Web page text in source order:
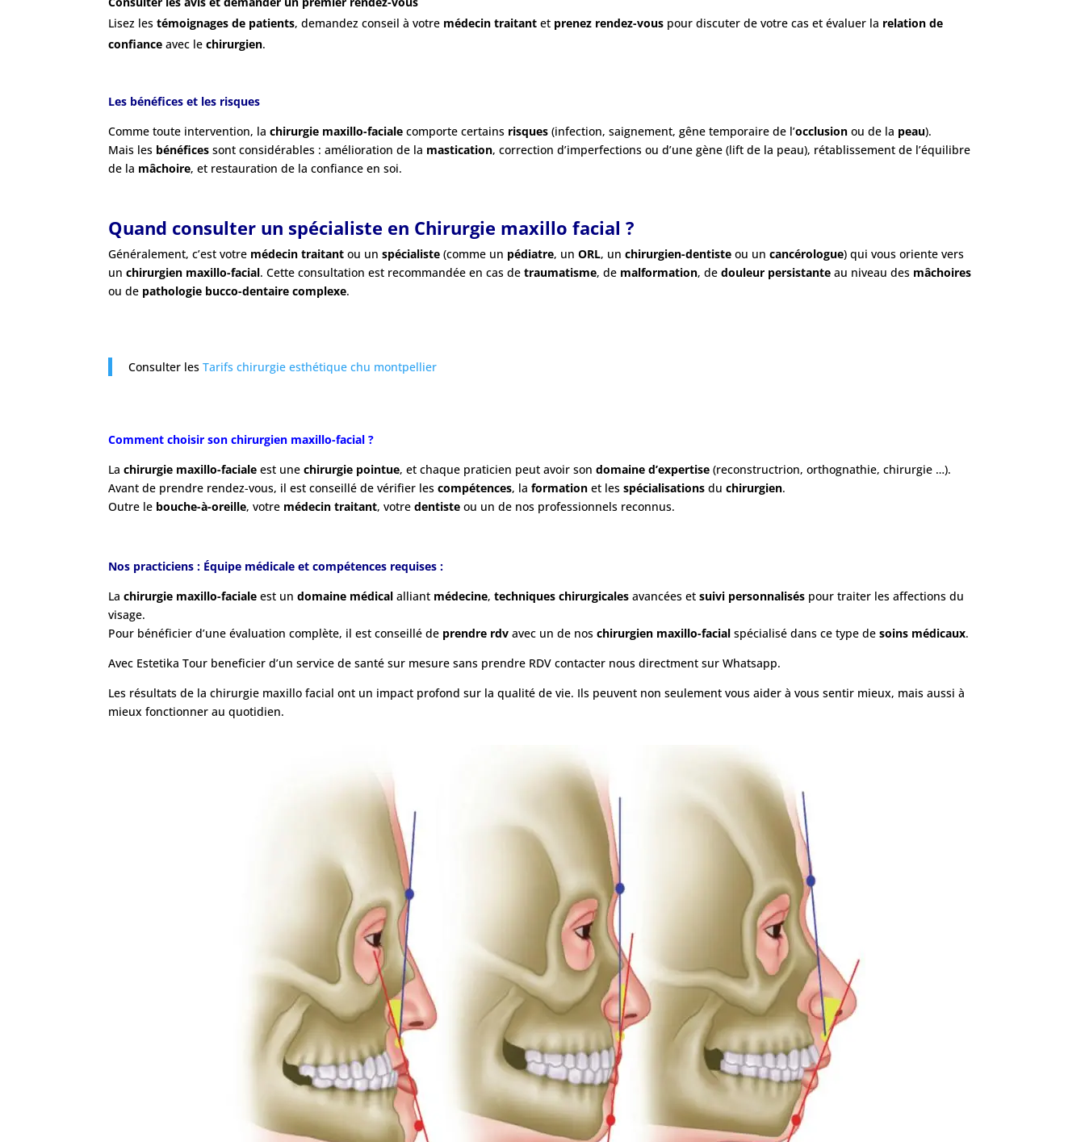
Lisez lestémoignages de patients, demandez conseil à votre médecin traitant et prenez rendez-vous pour discuter de votre cas et évaluer la relation de
confiance avec lechirurgien.
Les bénéfices et les risques
Comme toute intervention, lachirurgie maxillo-faciale comporte certains risques (infection, saignement, gêne temporaire de l’occlusion ou de la peau).
Mais les bénéfices sont considérables : amélioration de la mastication, correction d’imperfections ou d’une gène (lift de la peau), rétablissement de l’équilibre
de la mâchoire, et restauration de la confiance en soi.
Quand consulter un spécialiste en Chirurgie maxillo facial ?
Généralement, c’est votre médecin traitant ou unspécialiste (comme un pédiatre, unORL, unchirurgien-dentiste ou uncancérologue) qui vous oriente vers
unchirurgien maxillo-facial. Cette consultation est recommandée en cas detraumatisme, de malformation, dedouleur persistante au niveau des mâchoires
ou de pathologie bucco-dentaire complexe.
Consulter lesTarifs chirurgie esthétique chu montpellier
Comment choisir son chirurgien maxillo-facial ?
Lachirurgie maxillo-faciale est unechirurgie pointue, et chaque praticien peut avoir sondomaine d’expertise (reconstructrion, orthognathie, chirurgie …).
Avant de prendre rendez-vous, il est conseillé de vérifier lescompétences, laformation et lesspécialisations duchirurgien.
Outre le bouche-à-oreille, votre médecin traitant, votredentiste ou un de nos professionnels reconnus.
Nos practiciens : Équipe médicale et compétences requises :
Lachirurgie maxillo-faciale est undomaine médical alliant médecine,techniques chirurgicales avancées etsuivi personnalisés pour traiter les affections du
visage.
Pour bénéficier d’une évaluation complète, il est conseillé de prendre rdv avec un de noschirurgien maxillo-facial spécialisé dans ce type desoins médicaux.
Avec Estetika Tour beneficier d’un service de santé sur mesure sans prendre RDV contacter nous directment sur Whatsapp.
Les résultats de la chirurgie maxillo facial ont un impact profond sur la qualité de vie. Ils peuvent non seulement vous aider à vous sentir mieux, mais aussi à
mieux fonctionner au quotidien.